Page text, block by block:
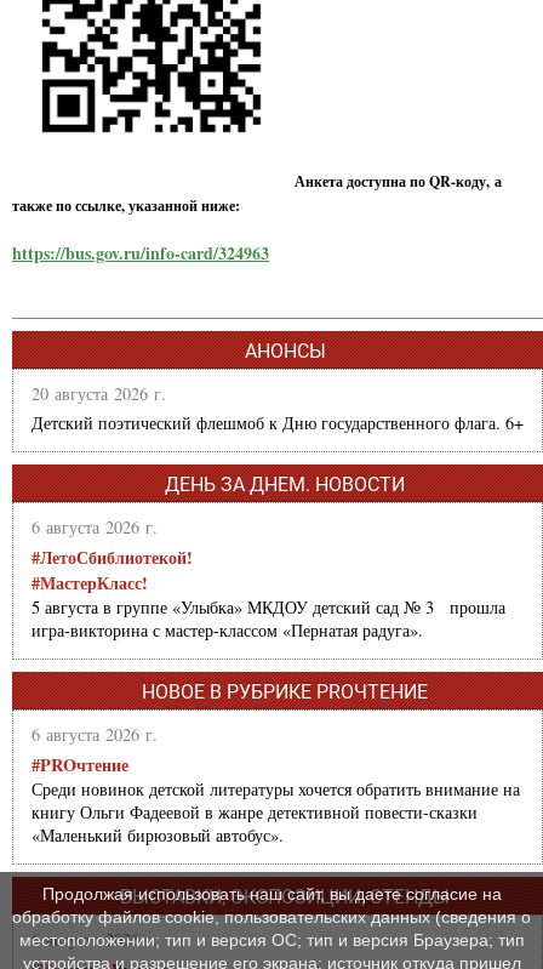
Анкета доступна по QR-коду, а
также по ссылке, указанной ниже:
https://bus.gov.ru/info-card/324963
АНОНСЫ
20 августа 2026 г.
Детский поэтический флешмоб к Дню государственного флага. 6+
ДЕНЬ ЗА ДНЕМ. НОВОСТИ
6 августа 2026 г.
#ЛетоСбиблиотекой!
#МастерКласс!
5 августа в группе «Улыбка» МКДОУ детский сад № 3 прошла
игра-викторина с мастер-классом «Пернатая радуга».
НОВОЕ В РУБРИКЕ PROЧТЕНИЕ
6 августа 2026 г.
#PROчтение
Среди новинок детской литературы хочется обратить внимание на
книгу Ольги Фадеевой в жанре детективной повести-сказки
«Маленький бирюзовый автобус».
ВЫСТАВКИ, ЭКСПОЗИЦИИ, СТЕНДЫ
6 августа 2026 г.
Продолжая использовать наш сайт, вы даете согласие на
обработку файлов cookie, пользовательских данных (сведения о
местоположении; тип и версия ОС; тип и версия Браузера; тип
устройства и разрешение его экрана; источник откуда пришел